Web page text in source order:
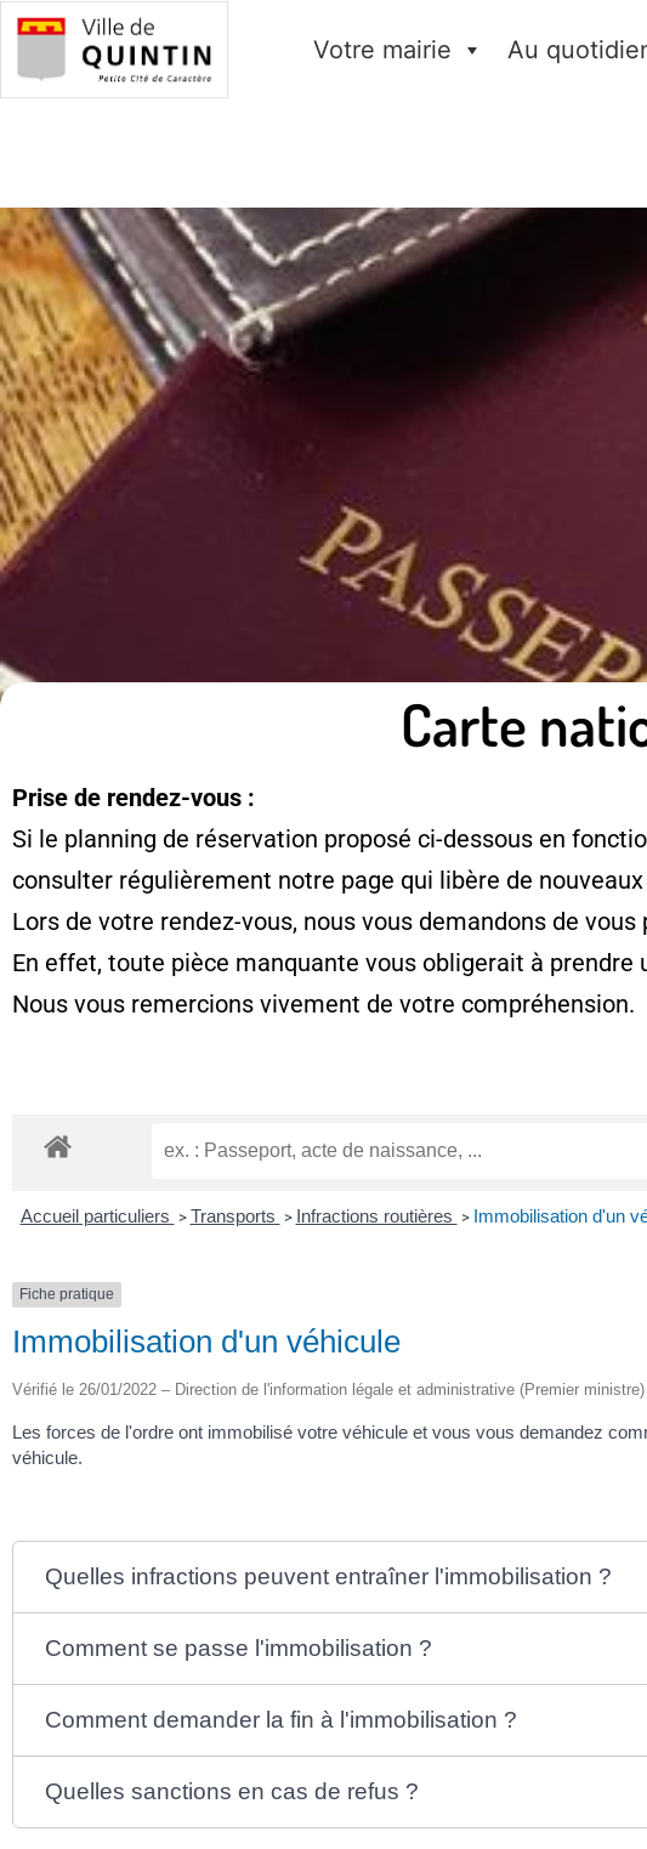
Votre mairie Au
Carte
Prise de rendez-vous :
Si le planning de réservation proposé ci-dessous en
consulter régulièrement notre page qui libère de
Lors de votre rendez-vous, nous vous demandons de
En effet, toute pièce manquante vous obligerait à prendre
Nous vous remercions vivement de votre compréhension.
Accueil particuliers > Transports > Infractions routières > Immobilisation d'un
Fiche pratique
Immobilisation d'un véhicule
Vérifié le 26/01/2022 – Direction de l'information légale et administrative (Premier ministre)
Les forces de l'ordre ont immobilisé votre véhicule et vous vous demandez
véhicule.
Quelles infractions peuvent entraîner l'immobilisation ?
Comment se passe l'immobilisation ?
Comment demander la fin à l'immobilisation ?
Quelles sanctions en cas de refus ?